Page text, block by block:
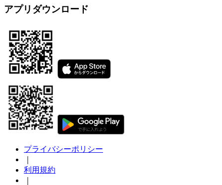
アプリダウンロード
プライバシーポリシー
利用規約